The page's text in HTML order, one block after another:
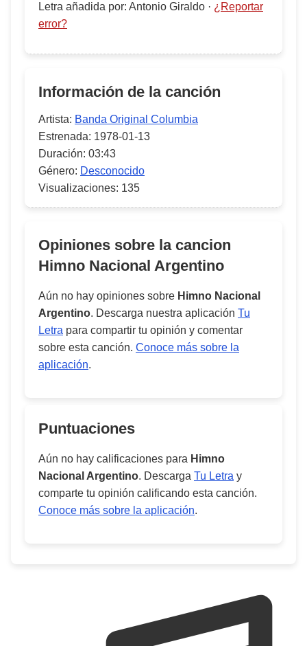
Letra añadida por: Antonio Giraldo · ¿Reportar
error?
Información de la canción
Artista: Banda Original Columbia
Estrenada: 1978-01-13
Duración: 03:43
Género: Desconocido
Visualizaciones: 135
Opiniones sobre la cancion
Himno Nacional Argentino
Aún no hay opiniones sobre Himno Nacional
Argentino. Descarga nuestra aplicación Tu
Letra para compartir tu opinión y comentar
sobre esta canción. Conoce más sobre la
aplicación.
Puntuaciones
Aún no hay calificaciones para Himno
Nacional Argentino. Descarga Tu Letra y
comparte tu opinión calificando esta canción.
Conoce más sobre la aplicación.